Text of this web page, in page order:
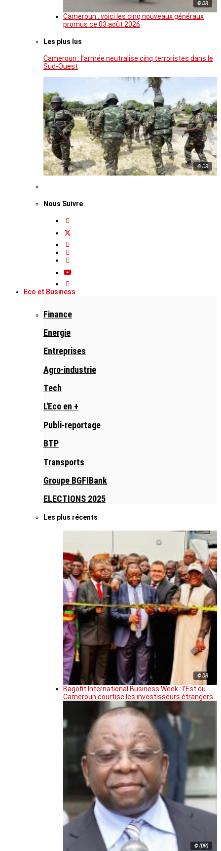
© DR
Cameroun : voici les cinq nouveaux généraux
promus ce 03 août 2026
Les plus lus
Cameroun : l’armée neutralise cinq terroristes dans le
Sud-Ouest
© DR
Nous Suivre
Eco et Business
Finance
Energie
Entreprises
Agro-industrie
Tech
L'Eco en +
Publi-reportage
BTP
Transports
Groupe BGFIBank
ELECTIONS 2025
Les plus récents
© DR
Bagofit International Business Week : l’Est du
Cameroun courtise les investisseurs étrangers
© (DR)